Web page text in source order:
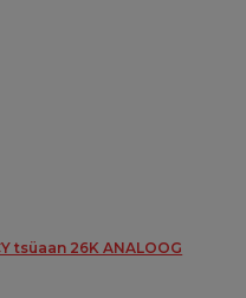
tsüaan 26K ANALOOG